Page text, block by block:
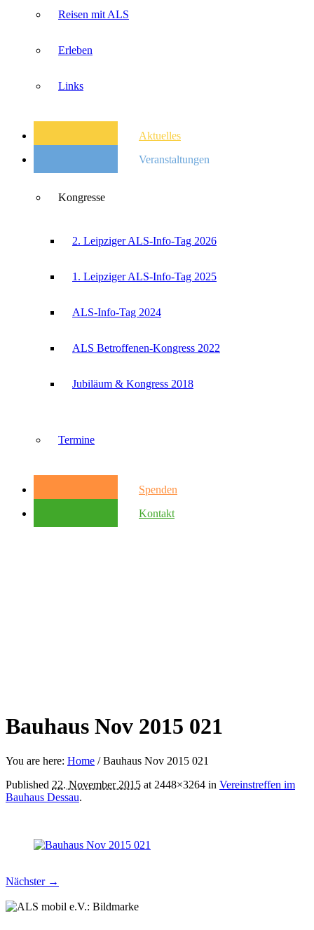
Reisen mit ALS
Erleben
Links
Aktuelles
Veranstaltungen
Kongresse
2. Leipziger ALS-Info-Tag 2026
1. Leipziger ALS-Info-Tag 2025
ALS-Info-Tag 2024
ALS Betroffenen-Kongress 2022
Jubiläum & Kongress 2018
Termine
Spenden
Kontakt
Bauhaus Nov 2015 021
You are here: Home /Bauhaus Nov 2015 021
Published 22. November 2015 at 2448×3264 in Vereinstreffen im
Bauhaus Dessau.
Nächster →